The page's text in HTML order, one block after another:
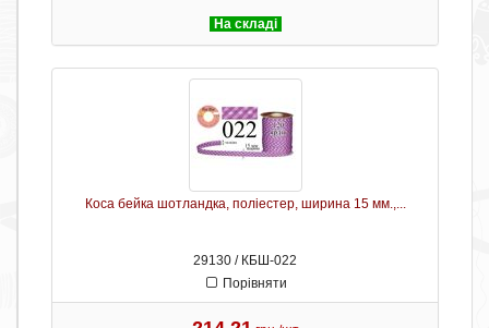
На складі
Коса бейка шотландка, поліестер, ширина 15 мм.,...
29130 / КБШ-022
Порівняти